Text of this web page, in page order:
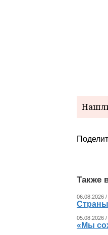
Также
06.08.2026
05.08.2026
«Мы